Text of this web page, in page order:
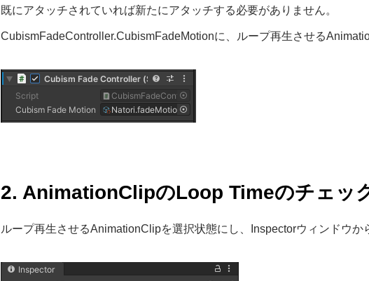
既にアタッチされていれば新たにアタッチする必要がありません。
CubismFadeController.CubismFadeMotionに、ループ再生させる
2. AnimationClipのLoop Timeのチェッ
ループ再生させるAnimationClipを選択状態にし、Inspectorウィンドウか